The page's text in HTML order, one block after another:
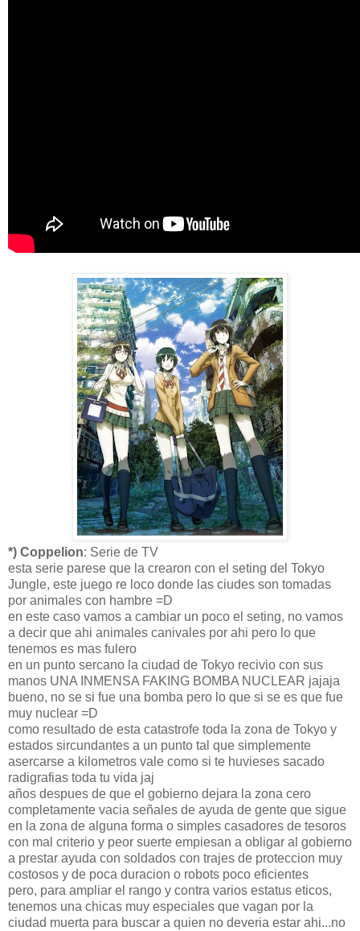
*) Coppelion: Serie de TV
esta serie parese que la crearon con el seting del Tokyo
Jungle, este juego re loco donde las ciudes son tomadas
por animales con hambre =D
en este caso vamos a cambiar un poco el seting, no vamos
a decir que ahi animales canivales por ahi pero lo que
tenemos es mas fulero
en un punto sercano la ciudad de Tokyo recivio con sus
manos UNA INMENSA FAKING BOMBA NUCLEAR jajaja
bueno, no se si fue una bomba pero lo que si se es que fue
muy nuclear =D
como resultado de esta catastrofe toda la zona de Tokyo y
estados sircundantes a un punto tal que simplemente
asercarse a kilometros vale como si te huvieses sacado
radigrafias toda tu vida jaj
años despues de que el gobierno dejara la zona cero
completamente vacia señales de ayuda de gente que sigue
en la zona de alguna forma o simples casadores de tesoros
con mal criterio y peor suerte empiesan a obligar al gobierno
a prestar ayuda con soldados con trajes de proteccion muy
costosos y de poca duracion o robots poco eficientes
pero, para ampliar el rango y contra varios estatus eticos,
tenemos una chicas muy especiales que vagan por la
ciudad muerta para buscar a quien no deveria estar ahi...no